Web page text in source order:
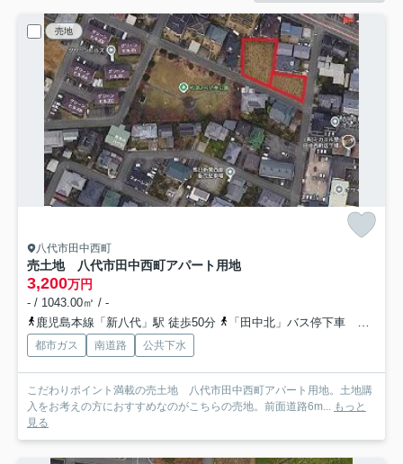
売地
八代市田中西町
売土地 八代市田中西町アパート用地
3,200万円
- / 1043.00㎡ / -
鹿児島本線「新八代」駅 徒歩50分
「田中北」バス停下車 徒歩2分
都市ガス 南道路 公共下水
こだわりポイント満載の売土地 八代市田中西町アパート用地。土地購
入をお考えの方におすすめなのがこちらの売地。前面道路6m... もっと
見る